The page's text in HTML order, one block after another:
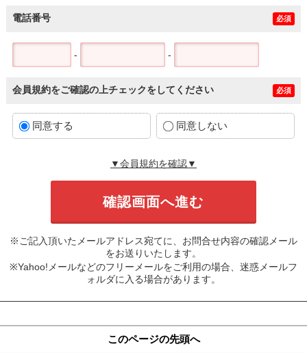
電話番号 必須
- -
会員規約をご確認の上チェックをしてください 必須
同意する 同意しない
▼会員規約を確認▼
※ご記入頂いたメールアドレス宛てに、お問合せ内容の確認メール
をお送りいたします。
※Yahoo!メールなどのフリーメールをご利用の場合、迷惑メールフ
ォルダに入る場合があります。
このページの先頭へ